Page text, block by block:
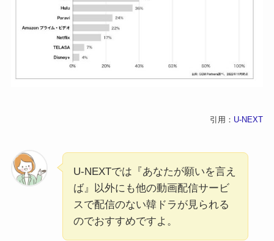
引用： U-NEXT
U-NEXTでは『あなたが願いを言え
ば』以外にも他の動画配信サービ
スで配信のない韓ドラが見られる
のでおすすめですよ。